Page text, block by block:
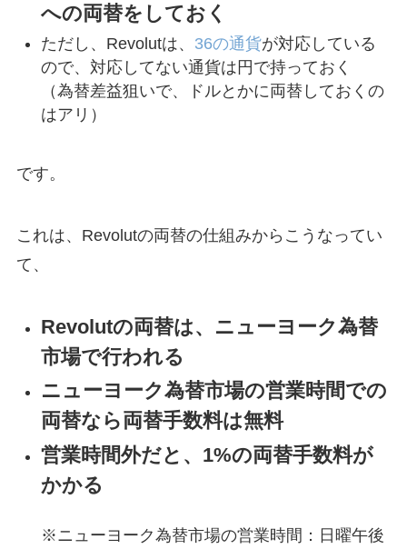
への両替をしておく
ただし、Revolutは、 36の通貨が対応している
ので、対応してない通貨は円で持っておく
（為替差益狙いで、ドルとかに両替しておくの
はアリ）
です。
これは、Revolutの両替の仕組みからこうなってい
て、
Revolutの両替は、ニューヨーク為替
市場で行われる
ニューヨーク為替市場の営業時間での
両替なら両替手数料は無料
営業時間外だと、1%の両替手数料が
かかる
※ニューヨーク為替市場の営業時間：日曜午後